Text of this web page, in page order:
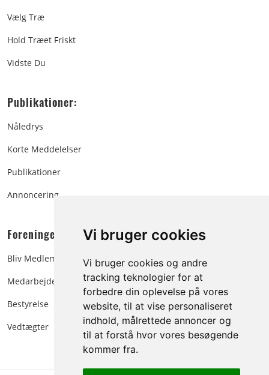
Vi bruger cookies
Vi bruger cookies og andre
tracking teknologier for at
forbedre din oplevelse på vores
website, til at vise personaliseret
indhold, målrettede annoncer og
til at forstå hvor vores besøgende
kommer fra.
Vælg Træ
Hold Træet Friskt
Vidste Du
Publikationer:
Nåledrys
Korte Meddelelser
Publikationer
Annoncering
Foreningen:
Bliv Medlem
Medarbejdere
Bestyrelse
Vedtægter